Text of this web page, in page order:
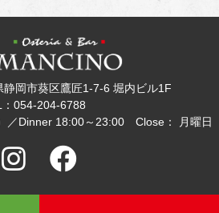
岡市葵区鷹匠1-7-6 堀内ビル1F
：054-204-6788
／Dinner 18:00～23:00 Close： 月曜日